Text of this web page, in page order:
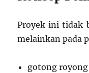
Proyek ini tidak
melainkan pada
gotong royong